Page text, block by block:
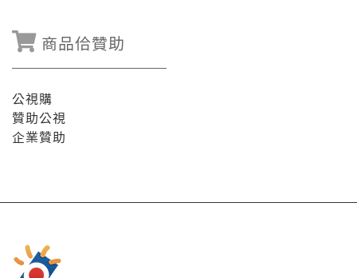
商品佮贊助
公視購
贊助公視
企業贊助